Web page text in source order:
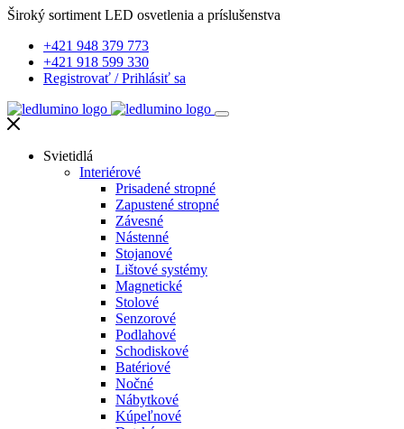
Široký sortiment LED osvetlenia a príslušenstva
+421 948 379 773
+421 918 599 330
Registrovať /Prihlásiť sa
Svietidlá
Interiérové
Prisadené stropné
Zapustené stropné
Závesné
Nástenné
Stojanové
Lištové systémy
Magnetické
Stolové
Senzorové
Podlahové
Schodiskové
Batériové
Nočné
Nábytkové
Kúpeľnové